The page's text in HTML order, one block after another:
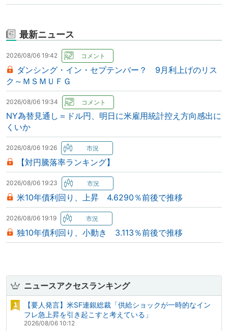
最新ニュース
2026/08/06 19:42
ダンシング・イン・セプテンバー？ 9月利上げのリス
ク～ＭＳＭＵＦＧ
2026/08/06 19:34
NY為替見通し＝ドル円、明日に米雇用統計控え方向感出に
くいか
2026/08/06 19:26
【対円騰落率ランキング】
2026/08/06 19:23
米10年債利回り、上昇 4.6290％前後で推移
2026/08/06 19:19
独10年債利回り、小動き 3.113％前後で推移
ニュースアクセスランキング
【要人発言】米SF連銀総裁「供給ショックが一時的なイン
フレ急上昇を引き起こすと考えている」
2026/08/06 10:12